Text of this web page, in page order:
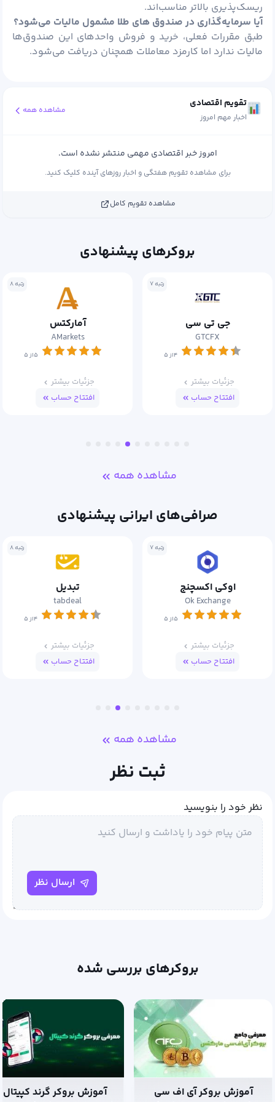
ریسک‌پذیری بالاتر مناسب‌اند.
آیا سرمایه‌گذاری در صندوق‌ های طلا مشمول مالیات می‌شود؟
طبق مقررات فعلی، خرید و فروش واحدهای این صندوق‌ها
مالیات ندارد اما کارمزد معاملات همچنان دریافت می‌شود.
تقویم اقتصادی
اخبار مهم امروز
مشاهده همه
امروز خبر اقتصادی مهمی منتشر نشده است.
برای مشاهده تقویم هفتگی و اخبار روزهای آینده کلیک کنید.
مشاهده تقویم کامل
بروکرهای پیشنهادی
رتبه ۷
جی تی سی
GTCFX
۴از ۵
جزئیات بیشتر
افتتاح حساب
رتبه ۸
آمارکتس
AMarkets
۵از ۵
جزئیات بیشتر
افتتاح حساب
مشاهده همه
صرافی‌های ایرانی پیشنهادی
رتبه ۷
اوکی اکسچنج
Ok Exchange
۵از ۵
جزئیات بیشتر
افتتاح حساب
رتبه ۸
تبدیل
tabdeal
۴از ۵
جزئیات بیشتر
افتتاح حساب
مشاهده همه
ثبت نظر
نظر خود را بنویسید
ارسال نظر
بروکرهای بررسی شده
آموزش بروکر گرند کپیتال